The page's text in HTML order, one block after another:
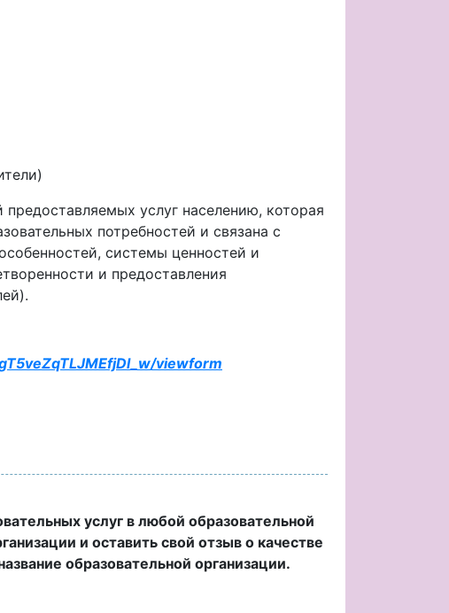
услуг населению, которая
потребностей и связана с
системы ценностей и
и предоставления
viewform
услуг в любой образовательной
и оставить свой отзыв о качестве
образовательной организации.